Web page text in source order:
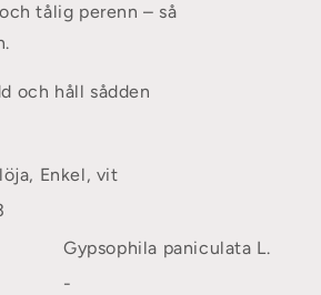
tålig perenn – så
och håll sådden
Enkel, vit
Gypsophila paniculata L.
-